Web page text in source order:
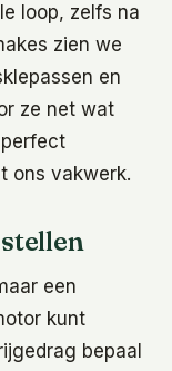
loop, zelfs na
zien we
en
ze net wat
ons vakwerk.
een
kunt
bepaal